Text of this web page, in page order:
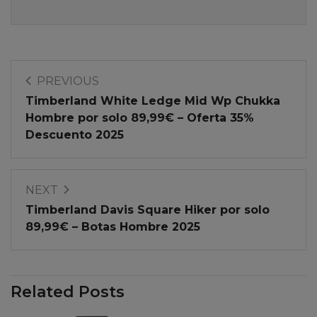
PREVIOUS
Timberland White Ledge Mid Wp Chukka
Hombre por solo 89,99€ – Oferta 35%
Descuento 2025
NEXT
Timberland Davis Square Hiker por solo
89,99€ – Botas Hombre 2025
Related Posts